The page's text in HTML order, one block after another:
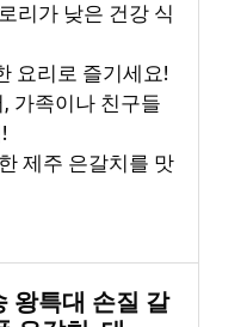
리가 낮은 건강 식
요리로 즐기세요!
가족이나 친구들
제주 은갈치를 맛
왕특대 손질 갈